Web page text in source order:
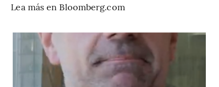
Lea más en Bloomberg.com